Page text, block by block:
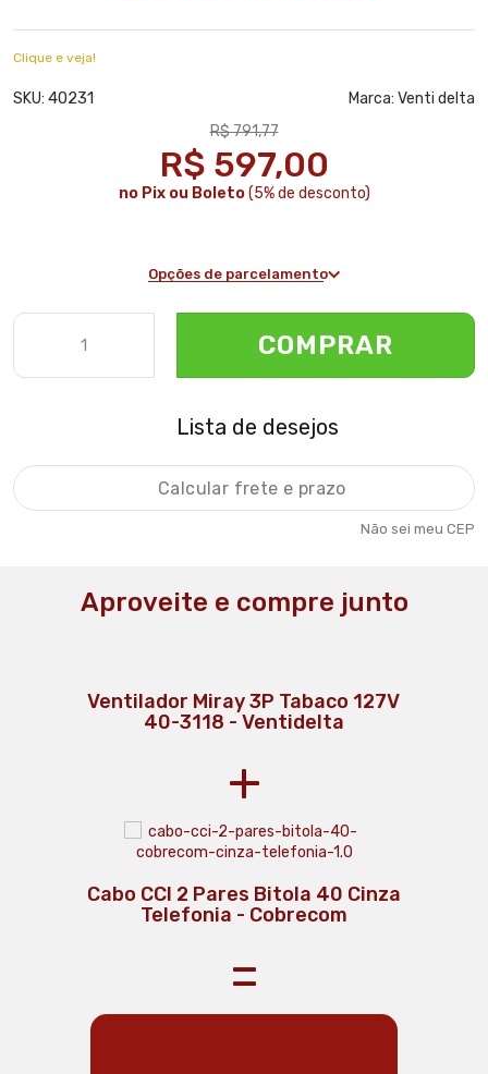
Clique e veja!
SKU: 40231 Marca: Venti delta
R$ 791,77
R$ 597,00
no Pix ou Boleto(5% de desconto)
Opções de parcelamento
COMPRAR
Lista de desejos
Não sei meu CEP
Aproveite e compre junto
Ventilador Miray 3P Tabaco 127V
40-3118 - Ventidelta
+
Cabo CCI 2 Pares Bitola 40 Cinza
Telefonia - Cobrecom
=